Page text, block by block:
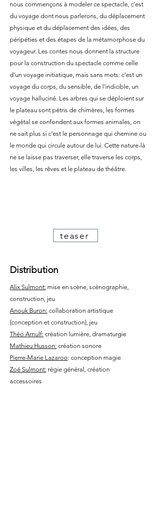
nous commençons à modeler ce spectacle, c’est
du voyage dont nous parlerons, du déplacement
physique et du déplacement des idées, des
péripéties et des étapes de la métamorphose du
voyageur. Les contes nous donnent la structure
pour la construction du spectacle comme celle
d’un voyage initiatique, mais sans mots: c’est un
voyage du corps, du sensible, de l’indicible, un
voyage halluciné. Les arbres qui se déploient sur
le plateau sont pétris de chimères, les formes
végétal se confondent aux formes animales, on
ne sait plus si c’est le personnage qui chemine ou
le monde qui circule autour de lui. Cette nature-là
ne se laisse pas traverser, elle traverse les corps,
les villes, les rêves et le plateau de théâtre.
Distribution
Alix Sulmont: mise en scène, scénographie,
construction, jeu
Anouk Buron: collaboration artistique
(conception et construction), jeu
Théo Arnulf: création lumière, dramaturgie
Mathieu Husson: création sonore
Pierre-Marie Lazaroo: conception magie
Zoé Sulmont: régie général, création
accessoires
teaser